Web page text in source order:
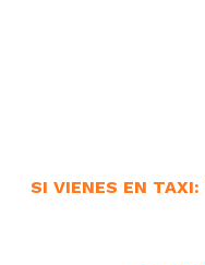
SI VIENES EN TAXI: